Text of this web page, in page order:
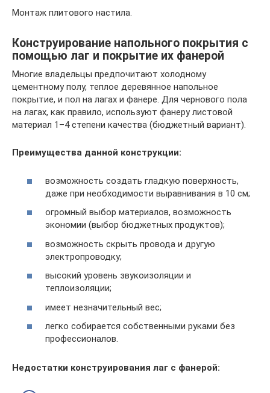
Монтаж плитового настила.
Конструирование напольного покрытия с
помощью лаг и покрытие их фанерой
Многие владельцы предпочитают холодному
цементному полу, теплое деревянное напольное
покрытие, и пол на лагах и фанере. Для чернового пола
на лагах, как правило, используют фанеру листовой
материал 1–4 степени качества (бюджетный вариант).
Преимущества данной конструкции:
возможность создать гладкую поверхность,
даже при необходимости выравнивания в 10 см;
огромный выбор материалов, возможность
экономии (выбор бюджетных продуктов);
возможность скрыть провода и другую
электропроводку;
высокий уровень звукоизоляции и
теплоизоляции;
имеет незначительный вес;
легко собирается собственными руками без
профессионалов.
Недостатки конструирования лаг с фанерой: